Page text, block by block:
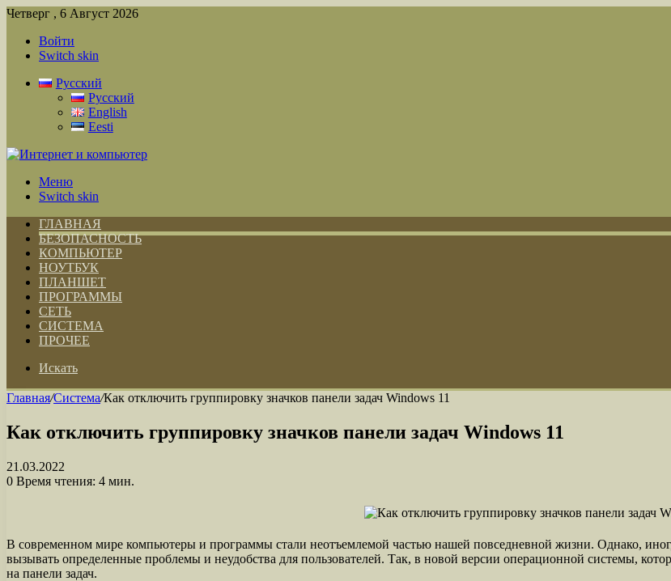
Четверг , 6 Август 2026
Войти
Switch skin
Русский
Русский
English
Eesti
Меню
Switch skin
ГЛАВНАЯ
БЕЗОПАСНОСТЬ
КОМПЬЮТЕР
НОУТБУК
ПЛАНШЕТ
ПРОГРАММЫ
СЕТЬ
СИСТЕМА
ПРОЧЕЕ
Искать
Главная/Система/Как отключить группировку значков панели задач Windows 11
Как отключить группировку значков панели задач Windows 11
21.03.2022
0 Время чтения: 4 мин.
В современном мире компьютеры и программы стали неотъемлемой частью нашей повседневной жизни. Однако,
вызывать определенные проблемы и неудобства для пользователей. Так, в новой версии операционной системы,
на панели задач.